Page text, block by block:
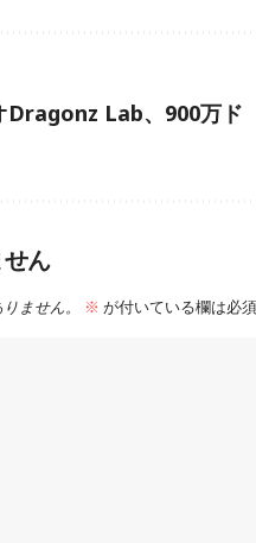
Dragonz Lab、900万ド
ん
ません。 ※ が付いている欄は必